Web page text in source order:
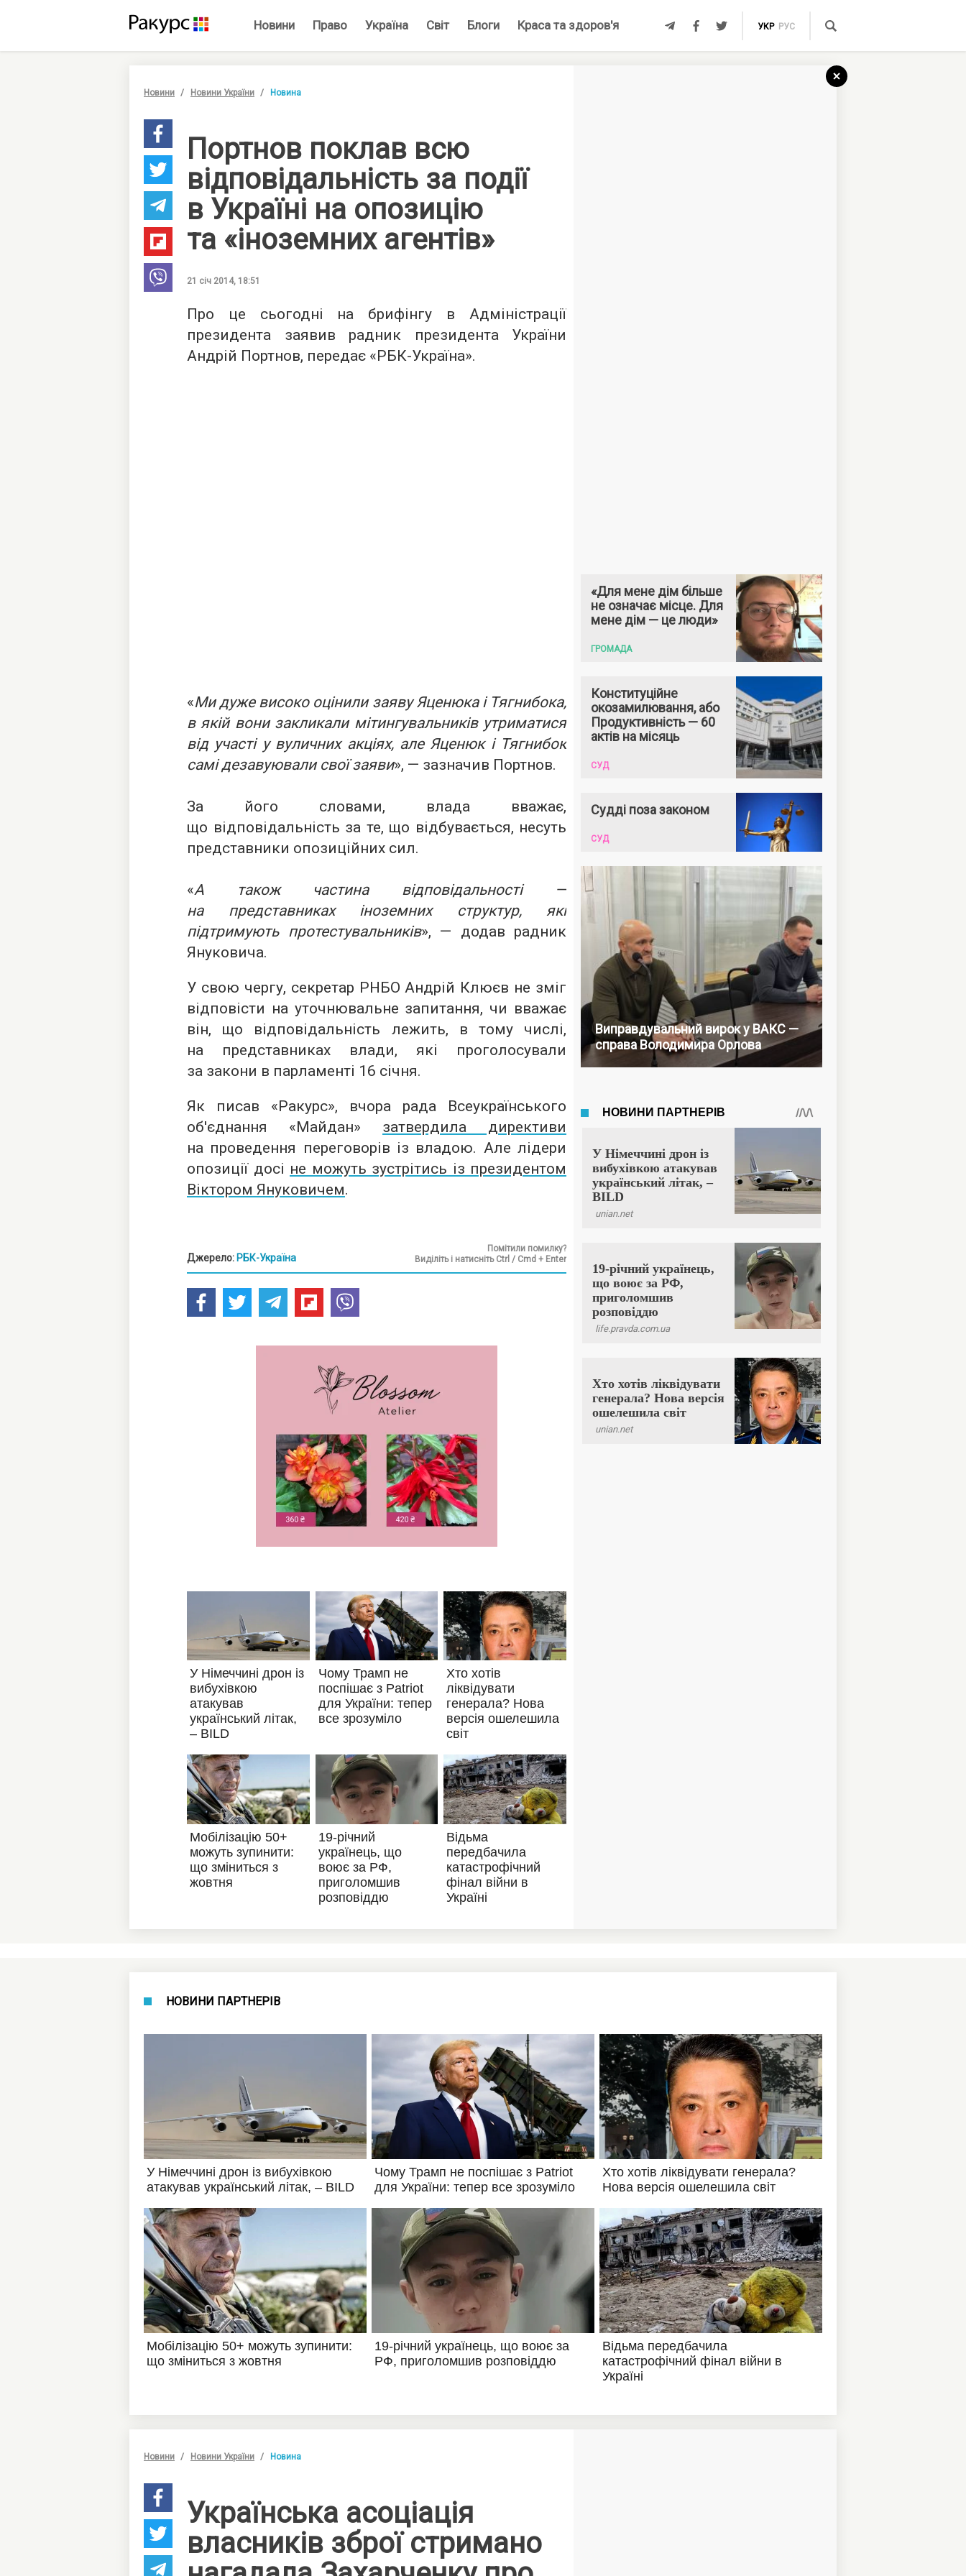
Новини Право Україна Світ Блоги Краса та здоров'я УКР РУС
Новини Новини України Новина
Портнов поклав всю
відповідальність за події
в Україні на опозицію
та «іноземних агентів»
21 січ 2014, 18:51
Про це сьогодні на брифінгу в Адміністрації
президента заявив радник президента України
Андрій Портнов, передає «РБК-Україна».
«Ми дуже високо оцінили заяву Яценюка і Тягнибока,
в якій вони закликали мітингувальників утриматися
від участі у вуличних акціях, але Яценюк і Тягнибок
самі дезавуювали свої заяви», — зазначив Портнов.
За його словами, влада вважає,
що відповідальність за те, що відбувається, несуть
представники опозиційних сил.
«А також частина відповідальності —
на представниках іноземних структур, які
підтримують протестувальників», — додав радник
Януковича.
У свою чергу, секретар РНБО Андрій Клюєв не зміг
відповісти на уточнювальне запитання, чи вважає
він, що відповідальність лежить, в тому числі,
на представниках влади, які проголосували
за закони в парламенті 16 січня.
Як писав «Ракурс», вчора рада Всеукраїнського
об'єднання «Майдан» затвердила директиви
на проведення переговорів із владою. Але лідери
опозиції досі не можуть зустрітись із президентом
Віктором Януковичем.
Джерело: РБК-Україна
Помітили помилку?
Виділіть і натисніть Ctrl / Cmd + Enter
«Для мене дім більше
не означає місце. Для
мене дім — це люди»
ГРОМАДА
Конституційне
окозамилювання, або
Продуктивність — 60
актів на місяць
СУД
Судді поза законом
СУД
Виправдувальний вирок у ВАКС —
справа Володимира Орлова
НОВИНИ ПАРТНЕРІВ
Новини Новини України Новина
Українська асоціація
власників зброї стримано